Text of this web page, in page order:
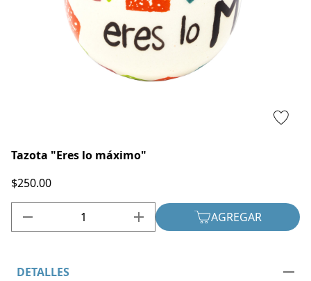
Tazota "Eres lo máximo"
$250.00
1 AGREGAR
DETALLES